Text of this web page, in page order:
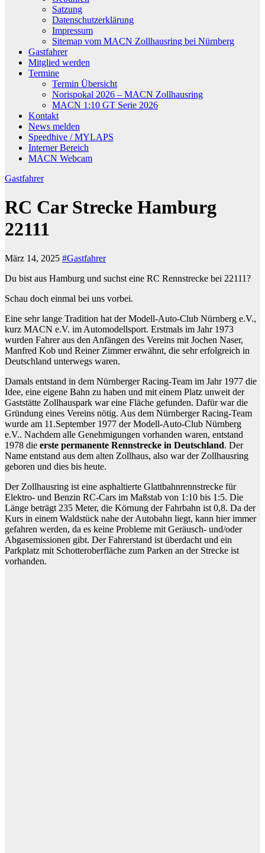
Satzung
Datenschutzerklärung
Impressum
Sitemap vom MACN Zollhausring bei Nürnberg
Gastfahrer
Mitglied werden
Termine
Termin Übersicht
Norispokal 2026 – MACN Zollhausring
MACN 1:10 GT Serie 2026
Kontakt
News melden
Speedhive / MYLAPS
Interner Bereich
MACN Webcam
Gastfahrer
RC Car Strecke Hamburg
22111
März 14, 2025 #Gastfahrer
Du bist aus Hamburg und suchst eine RC Rennstrecke bei 22111?
Schau doch einmal bei uns vorbei.
Eine sehr lange Tradition hat der Modell-Auto-Club Nürnberg e.V.,
kurz MACN e.V. im Automodellsport. Erstmals im Jahr 1973
wurden Fahrer aus den Anfängen des Vereins mit Jochen Naser,
Manfred Kob und Reiner Zimmer erwähnt, die sehr erfolgreich in
Deutschland unterwegs waren.
Damals entstand in dem Nürnberger Racing-Team im Jahr 1977 die
Idee, eine eigene Bahn zu haben und mit einem Platz unweit der
Gaststätte Zollhauspark war eine Fläche gefunden. Dafür war die
Gründung eines Vereins nötig. Aus dem Nürnberger Racing-Team
wurde am 11.September 1977 der Modell-Auto-Club Nürnberg
e.V.. Nachdem alle Genehmigungen vorhanden waren, entstand
1978 die erste permanente Rennstrecke in Deutschland. Der
Name entstand aus dem alten Zollhaus, also war der Zollhausring
geboren und dies bis heute.
Der Zollhausring ist eine asphaltierte Glattbahnrennstrecke für
Elektro- und Benzin RC-Cars im Maßstab von 1:10 bis 1:5. Die
Länge beträgt 235 Meter, die Körnung der Fahrbahn ist 0,8. Da der
Kurs in einem Waldstück nahe der Autobahn liegt, kann hier immer
gefahren werden, da es keine Probleme mit Geräusch- und/oder
Abgasemissionen gibt. Der Fahrerstand ist überdacht und ein
Parkplatz mit Schotteroberfläche zum Parken an der Strecke ist
vorhanden.